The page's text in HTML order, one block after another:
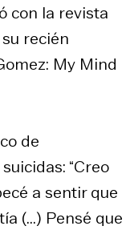
con la revista
recién
My Mind
de
“Creo
a sentir que
(...) Pensé que